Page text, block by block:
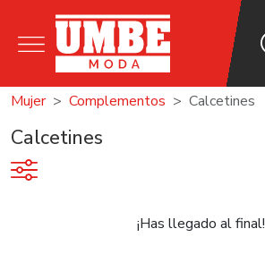
Mujer Complementos Calcetines
Calcetines
¡Has llegado al final!